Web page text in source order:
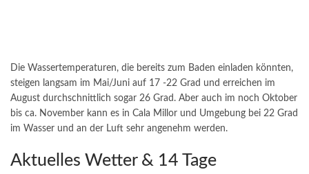
Die Wassertemperaturen, die bereits zum Baden einladen könnten,
steigen langsam im Mai/Juni auf 17 -22 Grad und erreichen im
August durchschnittlich sogar 26 Grad. Aber auch im noch Oktober
bis ca. November kann es in Cala Millor und Umgebung bei 22 Grad
im Wasser und an der Luft sehr angenehm werden.
Aktuelles Wetter & 14 Tage